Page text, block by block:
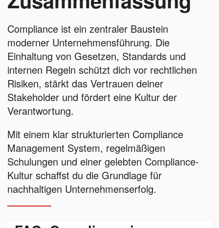
Compliance ist ein zentraler Baustein
moderner Unternehmensführung. Die
Einhaltung von Gesetzen, Standards und
internen Regeln schützt dich vor rechtlichen
Risiken, stärkt das Vertrauen deiner
Stakeholder und fördert eine Kultur der
Verantwortung.
Mit einem klar strukturierten Compliance
Management System, regelmäßigen
Schulungen und einer gelebten Compliance-
Kultur schaffst du die Grundlage für
nachhaltigen Unternehmenserfolg.